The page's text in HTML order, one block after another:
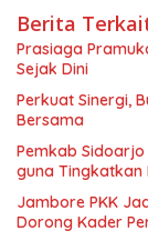
Berita
Prasiaga
Sejak Dini
Perkuat Sinergi,
Bersama
Pemkab
guna Tingkatkan
Jambore PKK
Dorong Kader